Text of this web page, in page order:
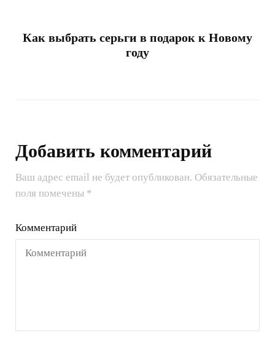
Как выбрать серьги в подарок к Новому
году
Добавить комментарий
Ваш адрес email не будет опубликован. Обязательные
поля помечены *
Комментарий